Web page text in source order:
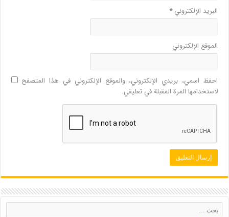
البريد الإلكتروني*
الموقع الإلكتروني
احفظ اسمي، بريدي الإلكتروني، والموقع الإلكتروني في هذا المتصفح
لاستخدامها المرة المقبلة في تعليقي.